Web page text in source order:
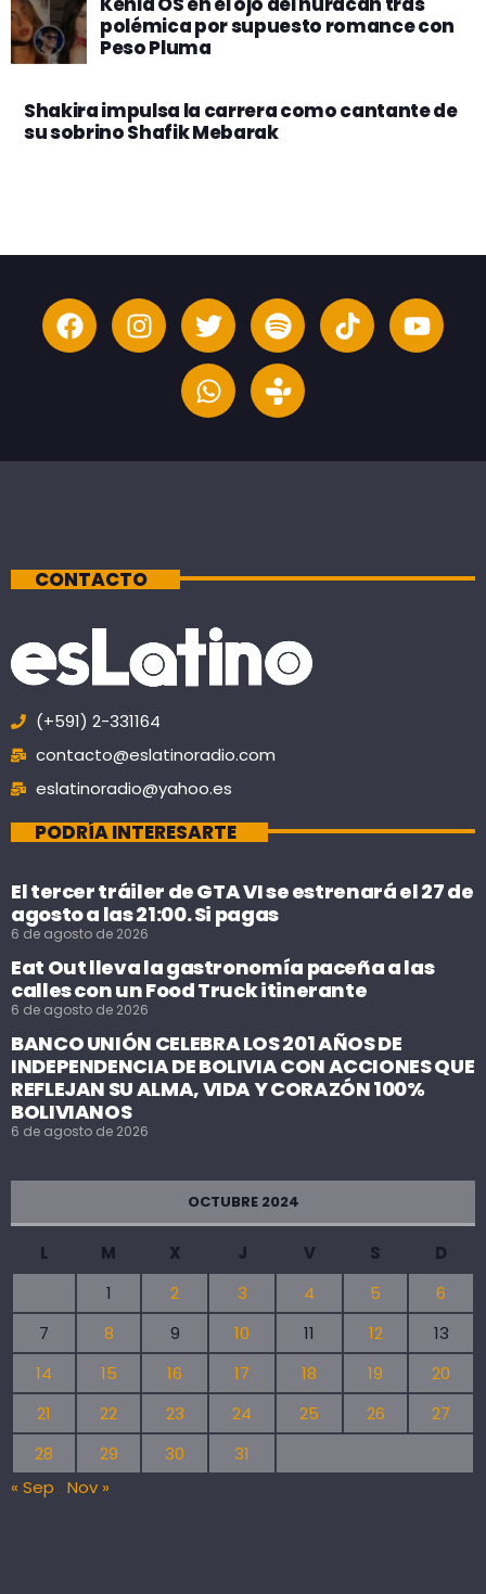
polémica por supuesto romance con
Peso Pluma
Shakira impulsa la carrera como cantante de
su sobrino Shafik Mebarak
CONTACTO
(+591) 2-331164
contacto@eslatinoradio.com
eslatinoradio@yahoo.es
PODRÍA INTERESARTE
El tercer tráiler de GTA VI se estrenará el 27 de
agosto a las 21:00. Si pagas
6 de agosto de 2026
Eat Out lleva la gastronomía paceña a las
calles con un Food Truck itinerante
6 de agosto de 2026
BANCO UNIÓN CELEBRA LOS 201 AÑOS DE
INDEPENDENCIA DE BOLIVIA CON ACCIONES QUE
REFLEJAN SU ALMA, VIDA Y CORAZÓN 100%
BOLIVIANOS
6 de agosto de 2026
OCTUBRE 2024
L M X J V S
D
1
2 3 4 5
6
7
8 9 10 11 12
13
14
15 16 17 18 19
20
21
22 23 24 25 26
27
28
29 30
31
« Sep
Nov »